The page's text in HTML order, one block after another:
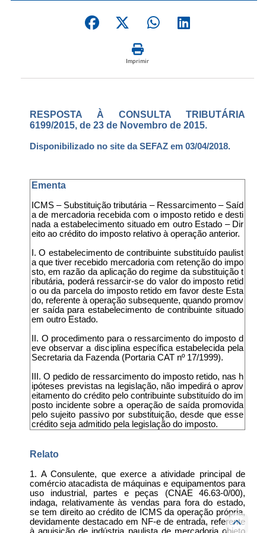
Imprimir
RESPOSTA À CONSULTA TRIBUTÁRIA
6199/2015, de 23 de Novembro de 2015.
Disponibilizado no site da SEFAZ em 03/04/2018.
Ementa
ICMS – Substituição tributária – Ressarcimento – Saíd
a de mercadoria recebida com o imposto retido e desti
nada a estabelecimento situado em outro Estado – Dir
eito ao crédito do imposto relativo à operação anterior.
I. O estabelecimento de contribuinte substituído paulist
a que tiver recebido mercadoria com retenção do impo
sto, em razão da aplicação do regime da substituição t
ributária, poderá ressarcir-se do valor do imposto retid
o ou da parcela do imposto retido em favor deste Esta
do, referente à operação subsequente, quando promov
er saída para estabelecimento de contribuinte situado
em outro Estado.
II. O procedimento para o ressarcimento do imposto d
eve observar a disciplina específica estabelecida pela
Secretaria da Fazenda (Portaria CAT nº 17/1999).
III. O pedido de ressarcimento do imposto retido, nas h
ipóteses previstas na legislação, não impedirá o aprov
eitamento do crédito pelo contribuinte substituído do im
posto incidente sobre a operação de saída promovida
pelo sujeito passivo por substituição, desde que esse
crédito seja admitido pela legislação do imposto.
Relato
1. A Consulente, que exerce a atividade principal de
comércio atacadista de máquinas e equipamentos para
uso industrial, partes e peças (CNAE 46.63-0/00),
indaga, relativamente às vendas para fora do estado,
se tem direito ao crédito de ICMS da operação própria,
devidamente destacado em NF-e de entrada, referente